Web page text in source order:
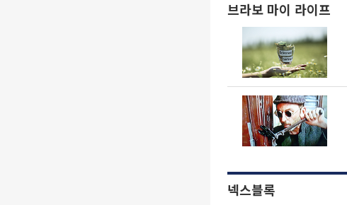
브라보 마이 라이프
넥스블록